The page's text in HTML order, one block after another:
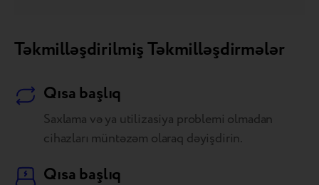
Təkmilləşdirilmiş Təkmilləşdirmələr
Qısa başlıq
Saxlama və ya utilizasiya problemi olmadan
cihazları müntəzəm olaraq dəyişdirin.
Qısa başlıq